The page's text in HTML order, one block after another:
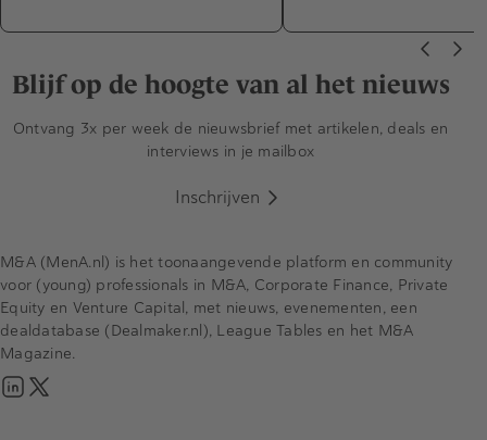
Blijf op de hoogte van al het nieuws
Ontvang 3x per week de nieuwsbrief met artikelen, deals en
interviews in je mailbox
Inschrijven
M&A (MenA.nl) is het toonaangevende platform en community
voor (young) professionals in M&A, Corporate Finance, Private
Equity en Venture Capital, met nieuws, evenementen, een
dealdatabase (Dealmaker.nl), League Tables en het M&A
Magazine.